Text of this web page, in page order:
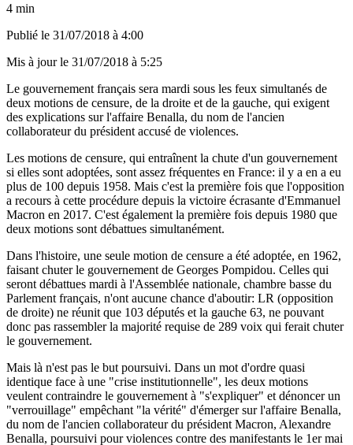
4 min
Publié le 31/07/2018 à 4:00
Mis à jour le 31/07/2018 à 5:25
Le gouvernement français sera mardi sous les feux simultanés de
deux motions de censure, de la droite et de la gauche, qui exigent
des explications sur l'affaire Benalla, du nom de l'ancien
collaborateur du président accusé de violences.
Les motions de censure, qui entraînent la chute d'un gouvernement
si elles sont adoptées, sont assez fréquentes en France: il y a en a eu
plus de 100 depuis 1958. Mais c'est la première fois que l'opposition
a recours à cette procédure depuis la victoire écrasante d'Emmanuel
Macron en 2017. C'est également la première fois depuis 1980 que
deux motions sont débattues simultanément.
Dans l'histoire, une seule motion de censure a été adoptée, en 1962,
faisant chuter le gouvernement de Georges Pompidou. Celles qui
seront débattues mardi à l'Assemblée nationale, chambre basse du
Parlement français, n'ont aucune chance d'aboutir: LR (opposition
de droite) ne réunit que 103 députés et la gauche 63, ne pouvant
donc pas rassembler la majorité requise de 289 voix qui ferait chuter
le gouvernement.
Mais là n'est pas le but poursuivi. Dans un mot d'ordre quasi
identique face à une "crise institutionnelle", les deux motions
veulent contraindre le gouvernement à "s'expliquer" et dénoncer un
"verrouillage" empêchant "la vérité" d'émerger sur l'affaire Benalla,
du nom de l'ancien collaborateur du président Macron, Alexandre
Benalla, poursuivi pour violences contre des manifestants le 1er mai